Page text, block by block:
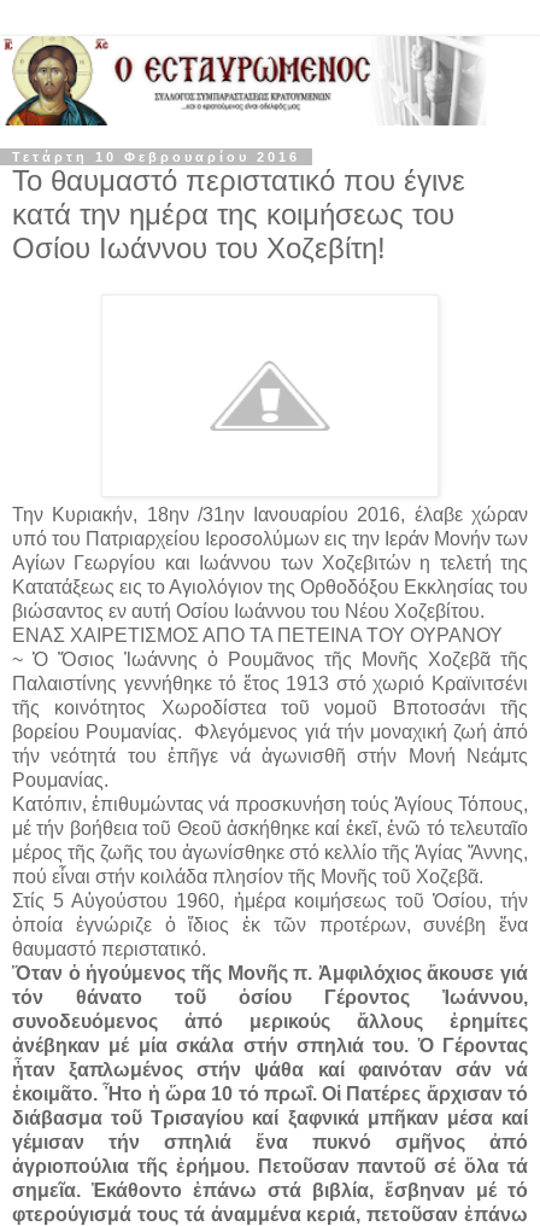
Τετάρτη 10 Φεβρουαρίου 2016
Το θαυμαστό περιστατικό που έγινε
κατά την ημέρα της κοιμήσεως του
Οσίου Ιωάννου του Χοζεβίτη!
Την Κυριακήν, 18ην /31ην Ιανουαρίου 2016, έλαβε χώραν
υπό του Πατριαρχείου Ιεροσολύμων εις την Ιεράν Μονήν των
Αγίων Γεωργίου και Ιωάννου των Χοζεβιτών η τελετή της
Κατατάξεως εις το Αγιολόγιον της Ορθοδόξου Εκκλησίας του
βιώσαντος εν αυτή Οσίου Ιωάννου του Νέου Χοζεβίτου.
ΕΝΑΣ ΧΑΙΡΕΤΙΣΜΟΣ ΑΠΟ ΤΑ ΠΕΤΕΙΝΑ ΤΟΥ ΟΥΡΑΝΟΥ
~ Ὁ Ὅσιος Ἰωάννης ὁ Ρουμᾶνος τῆς Μονῆς Χοζεβᾶ τῆς
Παλαιστίνης γεννήθηκε τό ἔτος 1913 στό χωριό Κραϊνιτσένι
τῆς κοινότητος Χωροδίστεα τοῦ νομοῦ Βποτοσάνι τῆς
βορείου Ρουμανίας. Φλεγόμενος γιά τήν μοναχική ζωή ἀπό
τήν νεότητά του ἐπῆγε νά ἀγωνισθῆ στήν Μονή Νεάμτς
Ρουμανίας.
Κατόπιν, ἐπιθυμώντας νά προσκυνήση τούς Ἁγίους Τόπους,
μέ τήν βοήθεια τοῦ Θεοῦ ἀσκήθηκε καί ἐκεῖ, ἐνῶ τό τελευταῖο
μέρος τῆς ζωῆς του ἀγωνίσθηκε στό κελλίο τῆς Ἁγίας Ἄννης,
πού εἶναι στήν κοιλάδα πλησίον τῆς Μονῆς τοῦ Χοζεβᾶ.
Στίς 5 Αὐγούστου 1960, ἡμέρα κοιμήσεως τοῦ Ὁσίου, τήν
ὁποία ἐγνώριζε ὀ ἴδιος ἐκ τῶν προτέρων, συνέβη ἕνα
θαυμαστό περιστατικό.
Ὅταν ὁ ἡγούμενος τῆς Μονῆς π. Ἀμφιλόχιος ἄκουσε γιά
τόν θάνατο τοῦ ὁσίου Γέροντος Ἰωάννου,
συνοδευόμενος ἀπό μερικούς ἄλλους ἐρημίτες
ἀνέβηκαν μέ μία σκάλα στήν σπηλιά του. Ὁ Γέροντας
ἦταν ξαπλωμένος στήν ψάθα καί φαινόταν σάν νά
ἐκοιμᾶτο. Ἦτο ἡ ὥρα 10 τό πρωΐ. Οἱ Πατέρες ἄρχισαν τό
διάβασμα τοῦ Τρισαγίου καί ξαφνικά μπῆκαν μέσα καί
γέμισαν τήν σπηλιά ἕνα πυκνό σμῆνος ἀπό
ἀγριοπούλια τῆς ἐρήμου. Πετοῦσαν παντοῦ σέ ὅλα τά
σημεῖα. Ἐκάθοντο ἐπάνω στά βιβλία, ἔσβηναν μέ τό
φτερούγισμά τους τά ἀναμμένα κεριά, πετοῦσαν ἐπάνω